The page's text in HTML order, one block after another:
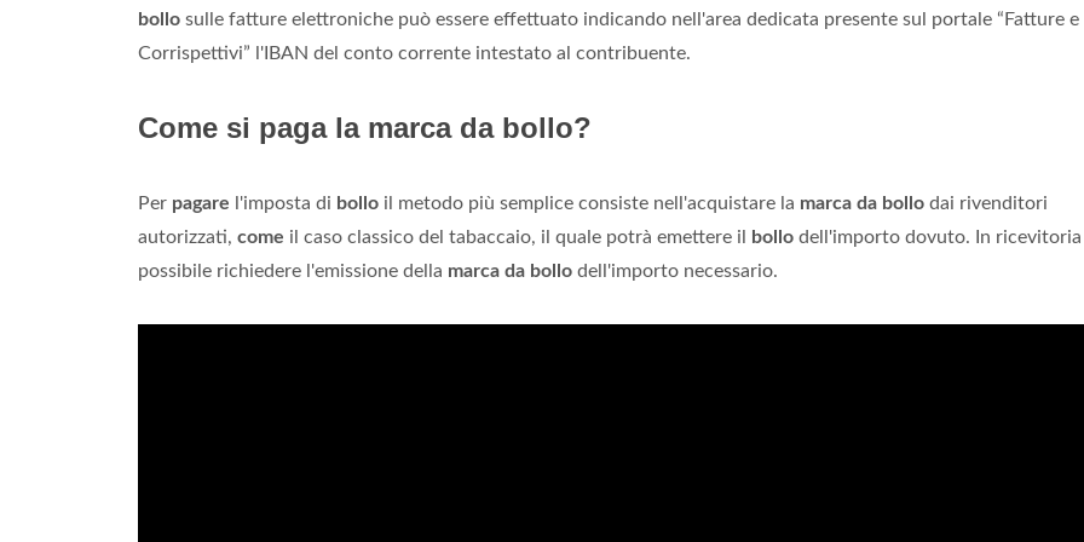
bollo sulle fatture elettroniche può essere effettuato indicando nell'area dedicata presente sul portale “Fatture e
Corrispettivi” l'IBAN del conto corrente intestato al contribuente.
Come si paga la marca da bollo?
Per pagare l'imposta di bollo il metodo più semplice consiste nell'acquistare la marca da bollo dai rivenditori
autorizzati, come il caso classico del tabaccaio, il quale potrà emettere il bollo dell'importo dovuto. In ricevitoria
possibile richiedere l'emissione della marca da bollo dell'importo necessario.